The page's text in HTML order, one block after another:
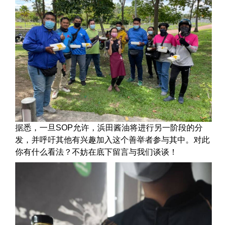
据悉，一旦SOP允许，浜田酱油将进行另一阶段的分
发，并呼吁其他有兴趣加入这个善举者参与其中。对此
你有什么看法？不妨在底下留言与我们谈谈！